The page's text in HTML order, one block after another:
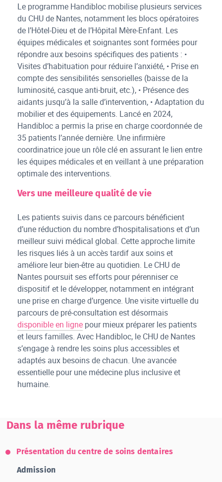
Le programme Handibloc mobilise plusieurs services
du CHU de Nantes, notamment les blocs opératoires
de l’Hôtel-Dieu et de l’Hôpital Mère-Enfant. Les
équipes médicales et soignantes sont formées pour
répondre aux besoins spécifiques des patients : •
Visites d’habituation pour réduire l’anxiété, • Prise en
compte des sensibilités sensorielles (baisse de la
luminosité, casque anti-bruit, etc.), • Présence des
aidants jusqu’à la salle d’intervention, • Adaptation du
mobilier et des équipements. Lancé en 2024,
Handibloc a permis la prise en charge coordonnée de
35 patients l’année dernière. Une infirmière
coordinatrice joue un rôle clé en assurant le lien entre
les équipes médicales et en veillant à une préparation
optimale des interventions.
Vers une meilleure qualité de vie
Les patients suivis dans ce parcours bénéficient
d’une réduction du nombre d’hospitalisations et d’un
meilleur suivi médical global. Cette approche limite
les risques liés à un accès tardif aux soins et
améliore leur bien-être au quotidien. Le CHU de
Nantes poursuit ses efforts pour pérenniser ce
dispositif et le développer, notamment en intégrant
une prise en charge d’urgence. Une visite virtuelle du
parcours de pré-consultation est désormais
disponible en ligne pour mieux préparer les patients
et leurs familles. Avec Handibloc, le CHU de Nantes
s’engage à rendre les soins plus accessibles et
adaptés aux besoins de chacun. Une avancée
essentielle pour une médecine plus inclusive et
humaine.
Dans la même rubrique
Présentation du centre de soins dentaires
Admission